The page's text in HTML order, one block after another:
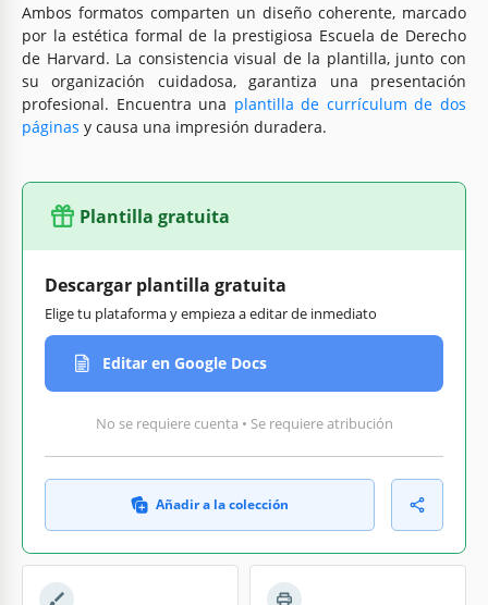
Ambos formatos comparten un diseño coherente, marcado
por la estética formal de la prestigiosa Escuela de Derecho
de Harvard. La consistencia visual de la plantilla, junto con
su organización cuidadosa, garantiza una presentación
profesional. Encuentra una plantilla de currículum de dos
páginas y causa una impresión duradera.
Plantilla gratuita
Descargar plantilla gratuita
Elige tu plataforma y empieza a editar de inmediato
Editar en Google Docs
No se requiere cuenta • Se requiere atribución
Añadir a la colección